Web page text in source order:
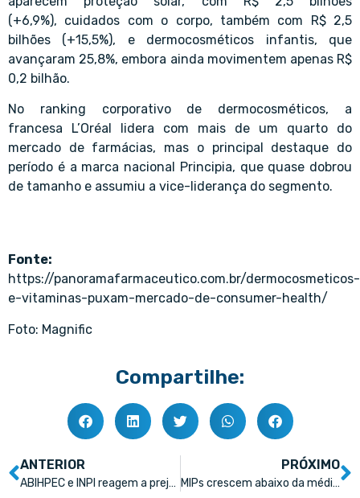
(+6,9%), cuidados com o corpo, também com R$ 2,5
bilhões (+15,5%), e dermocosméticos infantis, que
avançaram 25,8%, embora ainda movimentem apenas R$
0,2 bilhão.
No ranking corporativo de dermocosméticos, a
francesa L’Oréal lidera com mais de um quarto do
mercado de farmácias, mas o principal destaque do
período é a marca nacional Principia, que quase dobrou
de tamanho e assumiu a vice-liderança do segmento.
Fonte:
https://panoramafarmaceutico.com.br/dermocosmeticos-
e-vitaminas-puxam-mercado-de-consumer-health/
Foto: Magnific
Compartilhe:
ANTERIOR
ABIHPEC e INPI reagem a prejuízo de R$ 21 bi por pirataria no setor da beleza e firmam parceria
PRÓXIMO
MIPs crescem abaixo da média histórica nos últimos 12 meses